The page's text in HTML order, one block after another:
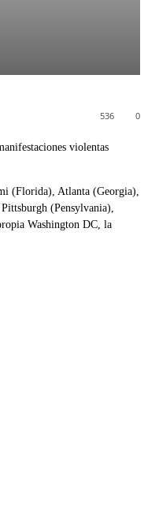
0
536
violentas
(Florida), Atlanta (Georgia),
(Pensylvania),
Washington DC, la